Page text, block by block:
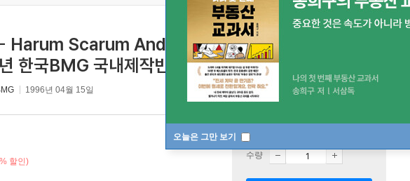
오늘은 그만 보기
Scarum And Girl Happy [DOUBLE
한국BMG 국내제작반]
1996년 04월 15일
할인)
판매중
수량